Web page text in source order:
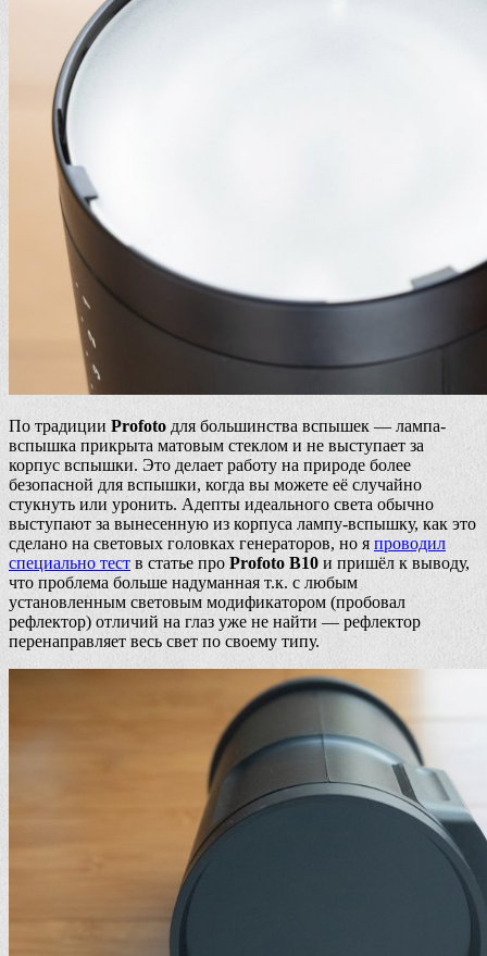
По традиции Profoto для большинства вспышек — лампа-
вспышка прикрыта матовым стеклом и не выступает за
корпус вспышки. Это делает работу на природе более
безопасной для вспышки, когда вы можете её случайно
стукнуть или уронить. Адепты идеального света обычно
выступают за вынесенную из корпуса лампу-вспышку, как это
сделано на световых головках генераторов, но я проводил
специально тест в статье про Profoto B10 и пришёл к выводу,
что проблема больше надуманная т.к. с любым
установленным световым модификатором (пробовал
рефлектор) отличий на глаз уже не найти — рефлектор
перенаправляет весь свет по своему типу.